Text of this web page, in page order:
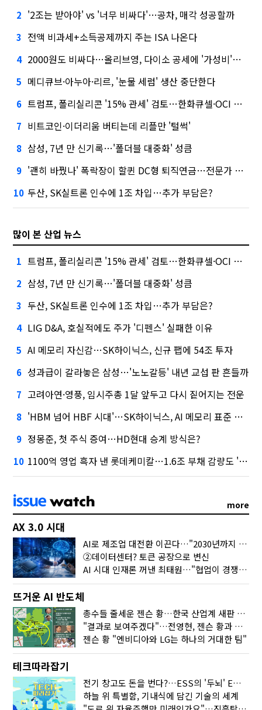
2 '2조는 받아야' vs '너무 비싸다'…공차, 매각 성공할까
3 전액 비과세+소득공제까지 주는 ISA 나온다
4 2000원도 비싸다…올리브영, 다이소 공세에 '가성비'로 맞불
5 메디큐브·아누아·리르, '눈물 세럼' 생산 중단한다
6 트럼프, 폴리실리콘 '15% 관세' 검토…한화큐셀·OCI 영향은?
7 비트코인·이더리움 버티는데 리플만 '털썩'
8 삼성, 7년 만 신기록…'폴더블 대중화' 성큼
9 '괜히 바꿨나' 폭락장이 할퀸 DC형 퇴직연금…전문가 조언은
10 두산, SK실트론 인수에 1조 차입…추가 부담은?
많이 본 산업 뉴스
1 트럼프, 폴리실리콘 '15% 관세' 검토…한화큐셀·OCI 영향은?
2 삼성, 7년 만 신기록…'폴더블 대중화' 성큼
3 두산, SK실트론 인수에 1조 차입…추가 부담은?
4 LIG D&A, 호실적에도 주가 '디펜스' 실패한 이유
5 AI 메모리 자신감…SK하이닉스, 신규 팹에 54조 투자
6 성과급이 갈라놓은 삼성…'노노갈등' 내년 교섭 판 흔들까
7 고려아연·영풍, 임시주총 1달 앞두고 다시 짙어지는 전운
8 'HBM 넘어 HBF 시대'…SK하이닉스, AI 메모리 표준 선점 나섰다
9 정몽준, 첫 주식 증여…HD현대 승계 방식은?
10 1100억 영업 흑자 낸 롯데케미칼…1.6조 부채 감량도 '속도'
more
AX 3.0 시대
AI로 제조업 대전환 이끈다…"2030년까지 민관합동 20조 투자"
②데이터센터? 토큰 공장으로 변신
AI 시대 인재론 꺼낸 최태원…"협업이 경쟁력"
뜨거운 AI 반도체
총수들 줄세운 젠슨 황…한국 산업계 새판 짰다
"결과로 보여주겠다"…전영현, 젠슨 황과 HBM5 논의
젠슨 황 "엔비디아와 LG는 하나의 거대한 팀"
테크따라잡기
전기 창고도 돈을 번다?…ESS의 '두뇌' EMO가 뭐길래
하늘 위 특별함, 기내식에 담긴 기술의 세계